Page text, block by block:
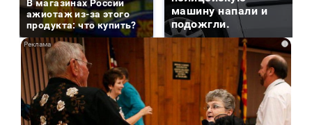
В магазинах России
ажиотаж из-за этого
продукта: что купить?
машину напали и
подожгли.
i